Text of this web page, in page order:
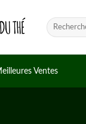
Recherche
pour :
Ventes